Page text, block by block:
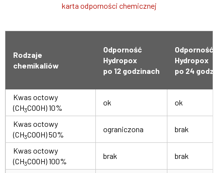
karta odporności chemicznej
Rodzaje
chemikaliów
Odporność
Hydropox
po 12 godzinach
Odporność
Hydropox
po 24
Kwas octowy
(CH3COOH) 10%
ok ok
Kwas octowy
(CH3COOH) 50%
ograniczona brak
Kwas octowy
(CH3COOH) 100%
brak brak